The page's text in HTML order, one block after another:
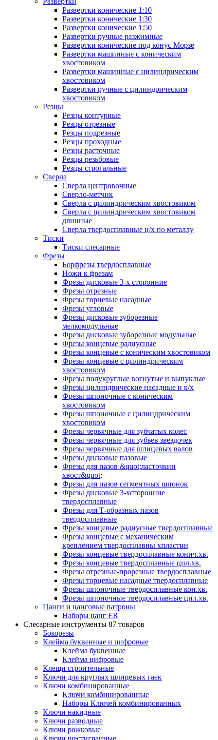
Развертки конические 1:10
Развертки конические 1:30
Развертки конические 1:50
Развертки ручные разжимные
Развертки конические под конус Морзе
Развертки машинные с коническим
хвостовиком
Развертки машинные с цилиндрическим
хвостовиком
Развертки ручные с цилиндрическим
хвостовиком
Резцы
Резцы контурные
Резцы отрезные
Резцы подрезные
Резцы проходные
Резцы расточные
Резцы резьбовые
Резцы строгальные
Сверла
Сверла центровочные
Сверло-метчик
Сверла с цилиндрическим хвостовиком
Сверла с цилиндрическим хвостовиком
длинные
Сверла твердосплавные ц/х по металлу
Тиски
Тиски слесарные
Фрезы
Борфрезы твердосплавные
Ножи к фрезам
Фрезы дисковые 3-х сторонние
Фрезы отрезные
Фрезы торцевые насадные
Фрезы угловые
Фрезы дисковые зуборезные
мелкомодульные
Фрезы дисковые зуборезные модульные
Фрезы концевые радиусные
Фрезы концевые с коническим хвостовиком
Фрезы концевые с цилиндрическим
хвостовиком
Фрезы полукруглые вогнутые и выпуклые
Фрезы цилиндрические насадные и к/х
Фрезы шпоночные с коническим
хвостовиком
Фрезы шпоночные с цилиндрическим
хвостовиком
Фрезы червячные для зубчатых колес
Фрезы червячные для зубьев звездочек
Фрезы червячные для шлицевых валов
Фрезы дисковые пазовые
Фрезы для пазов &quot;ласточкин
хвост&quot;
Фрезы для пазов сегментных шпонок
Фрезы дисковые 3-хсторонние
твердосплавные
Фрезы для Т-образных пазов
твердосплавные
Фрезы концевые радиусные твердосплавные
Фрезы концевые с механическим
креплением твердосплавны хпластин
Фрезы концевые твердосплавные конич.хв.
Фрезы концевые твердосплавные цил.хв.
Фрезы отрезные-прорезные твердосплавные
Фрезы торцевые насадные твердосплавные
Фрезы шпоночные твердосплавные кон.хв.
Фрезы шпоночные твердосплавные цил.хв.
Цанги и цанговые патроны
Наборы цанг ER
Слесарные инструменты 87 товаров
Бокорезы
Клейма буквенные и цифровые
Клейма буквенные
Клейма цифровые
Клещи строительные
Ключи для круглых шлицевых гаек
Ключи комбинированные
Ключи комбинированные
Наборы Ключей комбинированных
Ключи накидные
Ключи разводные
Ключи рожковые
Ключи шестигранные